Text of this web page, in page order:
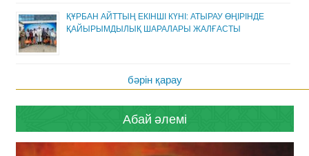
ҚҰРБАН АЙТТЫҢ ЕКІНШІ КҮНІ: АТЫРАУ ӨҢІРІНДЕ
ҚАЙЫРЫМДЫЛЫҚ ШАРАЛАРЫ ЖАЛҒАСТЫ
бәрін қарау
Абай әлемі